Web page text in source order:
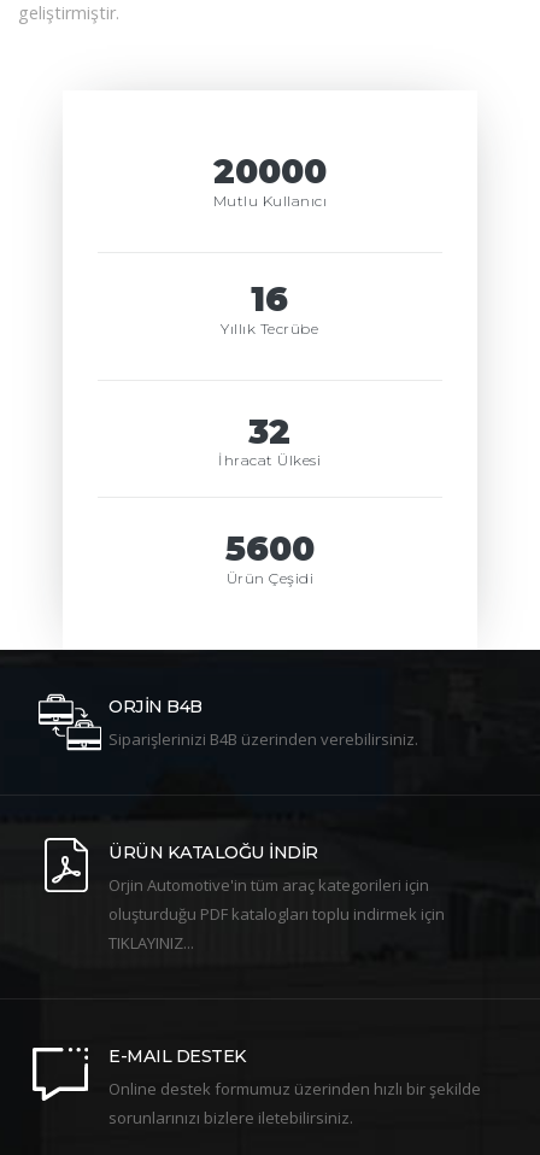
geliştirmiştir.
23333
Mutlu Kullanıcı
19
Yıllık Tecrübe
37
İhracat Ülkesi
6533
Ürün Çeşidi
ORJİN B4B
Siparişlerinizi B4B üzerinden verebilirsiniz.
ÜRÜN KATALOĞU İNDİR
Orjin Automotive'in tüm araç kategorileri için
oluşturduğu PDF katalogları toplu indirmek için
TIKLAYINIZ...
E-MAIL DESTEK
Online destek formumuz üzerinden hızlı bir şekilde
sorunlarınızı bizlere iletebilirsiniz.